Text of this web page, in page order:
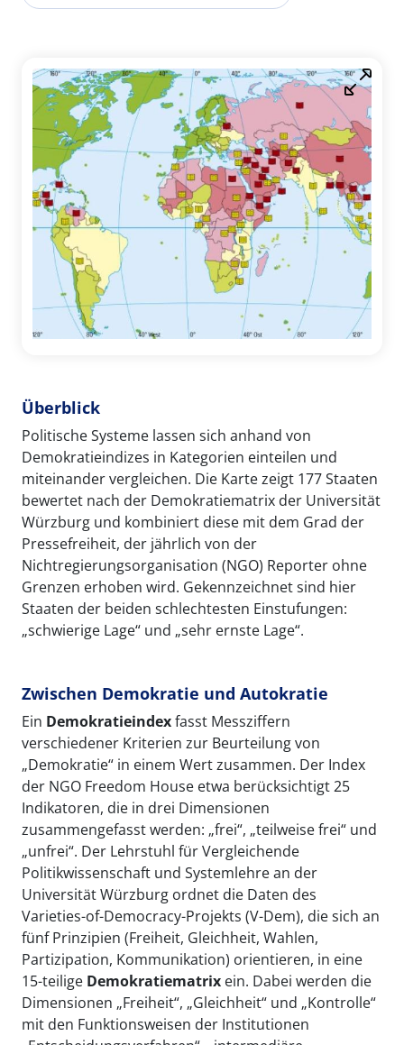
Überblick
Politische Systeme lassen sich anhand von
Demokratieindizes in Kategorien einteilen und
miteinander vergleichen. Die Karte zeigt 177 Staaten
bewertet nach der Demokratiematrix der Universität
Würzburg und kombiniert diese mit dem Grad der
Pressefreiheit, der jährlich von der
Nichtregierungsorganisation (NGO) Reporter ohne
Grenzen erhoben wird. Gekennzeichnet sind hier
Staaten der beiden schlechtesten Einstufungen:
„schwierige Lage“ und „sehr ernste Lage“.
Zwischen Demokratie und Autokratie
Ein Demokratieindexfasst Messziffern
verschiedener Kriterien zur Beurteilung von
„Demokratie“ in einem Wert zusammen. Der Index
der NGO Freedom House etwa berücksichtigt 25
Indikatoren, die in drei Dimensionen
zusammengefasst werden: „frei“, „teilweise frei“ und
„unfrei“. Der Lehrstuhl für Vergleichende
Politikwissenschaft und Systemlehre an der
Universität Würzburg ordnet die Daten des
Varieties-of-Democracy-Projekts (V-Dem), die sich an
fünf Prinzipien (Freiheit, Gleichheit, Wahlen,
Partizipation, Kommunikation) orientieren, in eine
15-teilige Demokratiematrix ein. Dabei werden die
Dimensionen „Freiheit“, „Gleichheit“ und „Kontrolle“
mit den Funktionsweisen der Institutionen